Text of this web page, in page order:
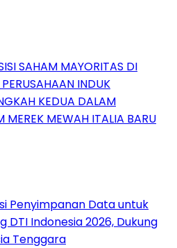
SAHAM MAYORITAS DI
INDUK
KEDUA DALAM
MEREK MEWAH ITALIA BARU
Penyimpanan Data untuk
DTI Indonesia 2026, Dukung
Tenggara